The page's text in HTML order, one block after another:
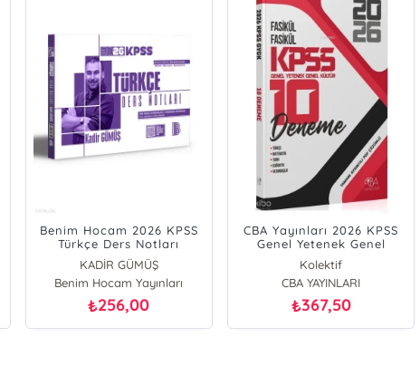
Benim Hocam 2026 KPSS
Türkçe Ders Notları
KADİR GÜMÜŞ
Benim Hocam Yayınları
₺256,00
CBA Yayınları 2026 KPSS
Genel Yetenek Genel
Kültür 10 Deneme Fasikül
Çözümlü
Kolektif
CBA YAYINLARI
₺367,50